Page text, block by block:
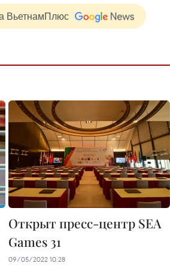
ВьетнамПлюс
Открыт пресс-центр SEA
Games 31
09/05/2022 10:28